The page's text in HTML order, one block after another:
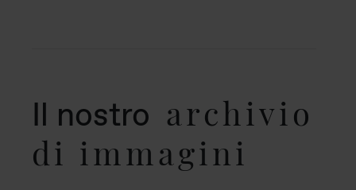
Il nostro archivio
di immagini